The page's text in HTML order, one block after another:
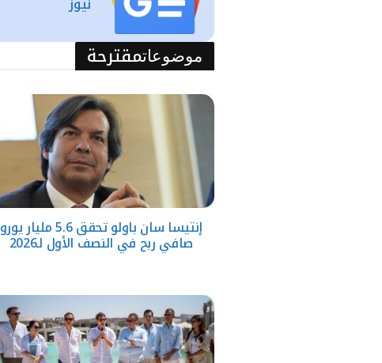
موضوعاتمقترحة
إنتيسا سان باولو تحقق 5.6 مليار يورو
صافي ربح في النصف الأول لـ2026